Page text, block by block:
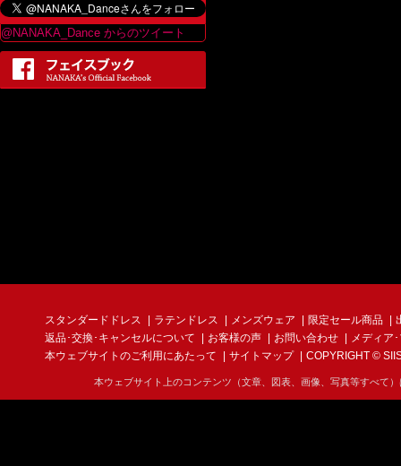
@NANAKA_Dance からのツイート
スタンダードドレス ラテンドレス メンズウェア 限定セール商品
返品･交換･キャンセルについて
お客様の声 お問い合わせ
メディア
本ウェブサイトのご利用にあたって
サイトマップ COPYRIGHT ©
本ウェブサイト上のコンテンツ（文章、図表、画像、写真等すべて